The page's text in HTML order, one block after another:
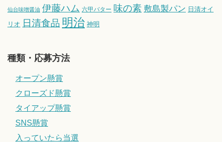
仙台味噌醤油 伊藤ハム 六甲バター 味の素 敷島製パン 日清オイ
リオ 日清食品 明治 神明
種類・応募方法
オープン懸賞
クローズド懸賞
タイアップ懸賞
SNS懸賞
入っていたら当選